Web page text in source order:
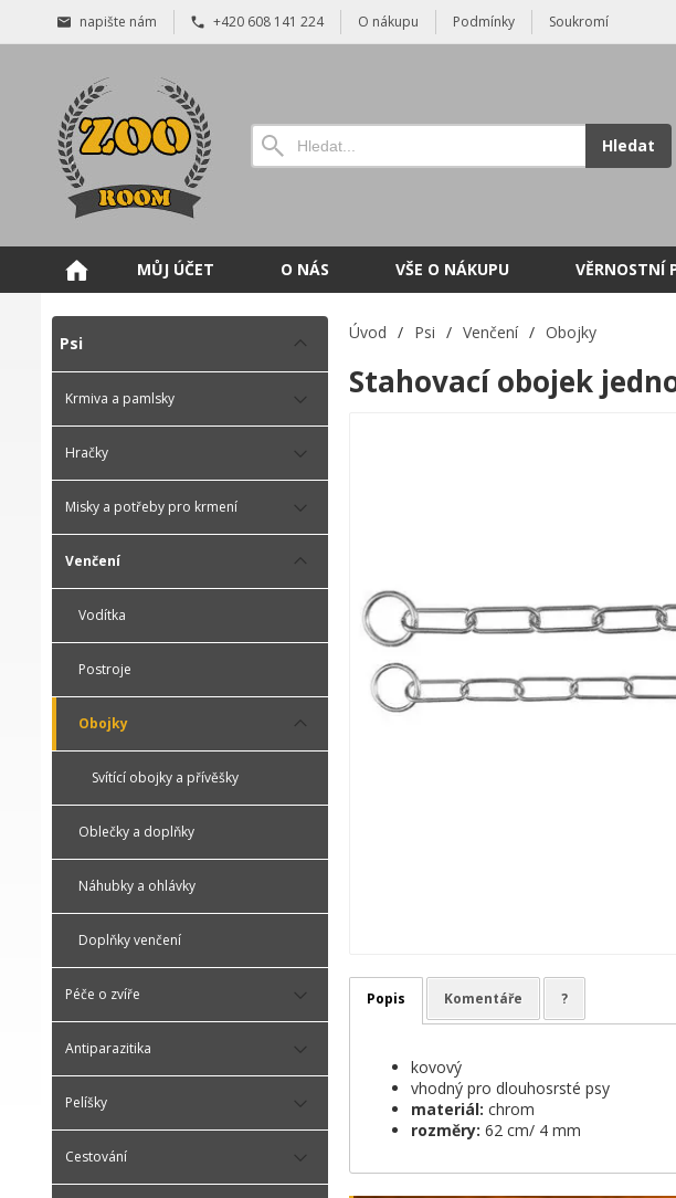
napište nám +420 608 141 224 O nákupu Podmínky Soukromí
Hledat
MŮJ ÚČET O NÁS VŠE O NÁKUPU VĚRNOSTNÍ
Psi
Krmiva a pamlsky
Hračky
Misky a potřeby pro krmení
Venčení
Vodítka
Postroje
Obojky
Svítící obojky a přívěšky
Oblečky a doplňky
Náhubky a ohlávky
Doplňky venčení
Péče o zvíře
Antiparazitika
Pelíšky
Cestování
Úvod / Psi / Venčení / Obojky
Stahovací obojek
Popis Komentáře ?
kovový
vhodný pro dlouhosrsté psy
materiál: chrom
rozměry: 62 cm/ 4 mm